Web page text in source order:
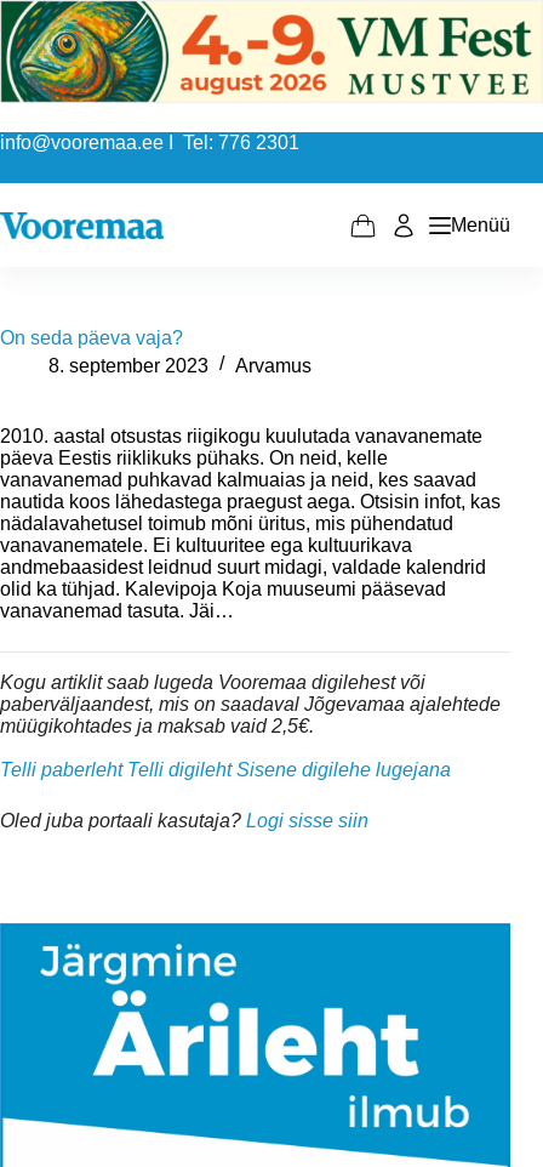
Skip
to
content
info@vooremaa.ee I Tel: 776 2301
Shopping
Menüü
On seda päeva vaja?
8. september 2023
Arvamus
2010. aastal otsustas riigikogu kuulutada vanavanemate
päeva Eestis riiklikuks pühaks. On neid, kelle
vanavanemad puhkavad kalmuaias ja neid, kes saavad
nautida koos lähedastega praegust aega. Otsisin infot, kas
nädalavahetusel toimub mõni üritus, mis pühendatud
vanavanematele. Ei kultuuritee ega kultuurikava
andmebaasidest leidnud suurt midagi, valdade kalendrid
olid ka tühjad. Kalevipoja Koja muuseumi pääsevad
vanavanemad tasuta. Jäi…
Kogu artiklit saab lugeda Vooremaa digilehest või
paberväljaandest, mis on saadaval Jõgevamaa ajalehtede
müügikohtades ja maksab vaid 2,5€.
Telli paberleht Telli digilehtSisene digilehe lugejana
Oled juba portaali kasutaja? Logi sisse siin